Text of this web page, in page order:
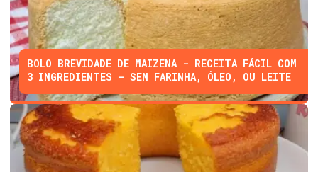
BOLO BREVIDADE DE MAIZENA - RECEITA FÁCIL COM
3 INGREDIENTES - SEM FARINHA, ÓLEO, OU LEITE